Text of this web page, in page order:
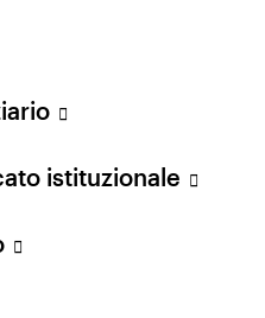
istituzionale